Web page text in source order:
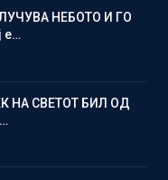
НЕБОТО И ГО
е…
НА СВЕТОТ БИЛ ОД